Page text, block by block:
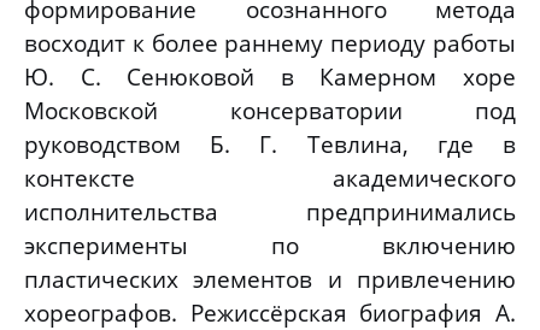
формирование осознанного метода
восходит к более раннему периоду работы
Ю. С. Сенюковой в Камерном хоре
Московской консерватории под
руководством Б. Г. Тевлина, где в
контексте академического
исполнительства предпринимались
эксперименты по включению
пластических элементов и привлечению
хореографов. Режиссёрская биография А.